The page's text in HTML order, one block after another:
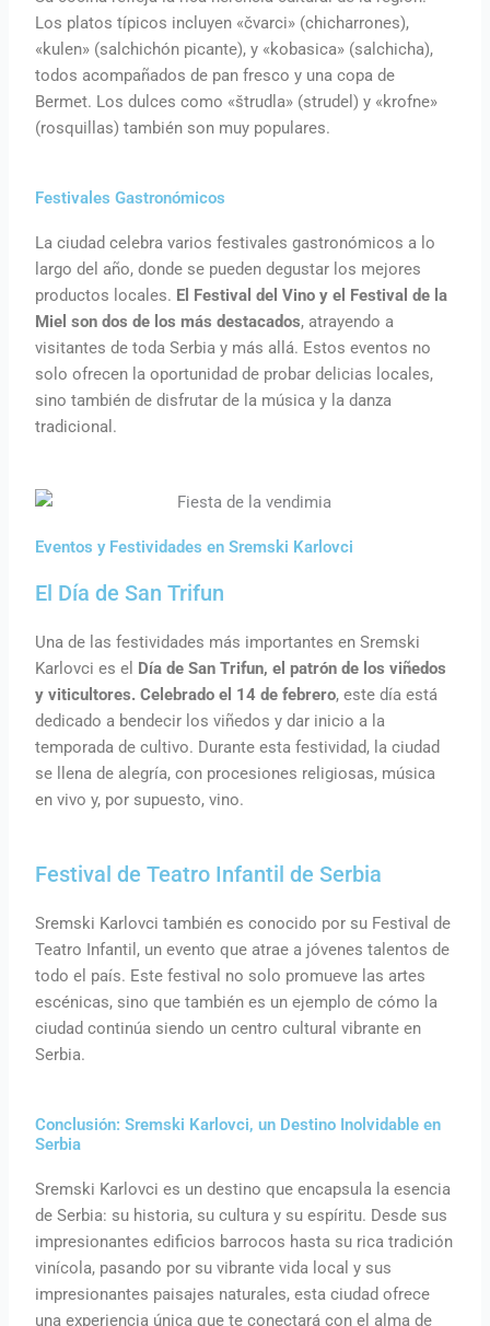
Los platos típicos incluyen «čvarci» (chicharrones),
«kulen» (salchichón picante), y «kobasica» (salchicha),
todos acompañados de pan fresco y una copa de
Bermet. Los dulces como «štrudla» (strudel) y «krofne»
(rosquillas) también son muy populares.
Festivales Gastronómicos
La ciudad celebra varios festivales gastronómicos a lo
largo del año, donde se pueden degustar los mejores
productos locales. El Festival del Vino y el Festival de la
Miel son dos de los más destacados, atrayendo a
visitantes de toda Serbia y más allá. Estos eventos no
solo ofrecen la oportunidad de probar delicias locales,
sino también de disfrutar de la música y la danza
tradicional.
Eventos y Festividades en Sremski Karlovci
El Día de San Trifun
Una de las festividades más importantes en Sremski
Karlovci es el Día de San Trifun, el patrón de los viñedos
y viticultores. Celebrado el 14 de febrero, este día está
dedicado a bendecir los viñedos y dar inicio a la
temporada de cultivo. Durante esta festividad, la ciudad
se llena de alegría, con procesiones religiosas, música
en vivo y, por supuesto, vino.
Festival de Teatro Infantil de Serbia
Sremski Karlovci también es conocido por su Festival de
Teatro Infantil, un evento que atrae a jóvenes talentos de
todo el país. Este festival no solo promueve las artes
escénicas, sino que también es un ejemplo de cómo la
ciudad continúa siendo un centro cultural vibrante en
Serbia.
Conclusión: Sremski Karlovci, un Destino Inolvidable en
Serbia
Sremski Karlovci es un destino que encapsula la esencia
de Serbia: su historia, su cultura y su espíritu. Desde sus
impresionantes edificios barrocos hasta su rica tradición
vinícola, pasando por su vibrante vida local y sus
impresionantes paisajes naturales, esta ciudad ofrece
una experiencia única que te conectará con el alma de